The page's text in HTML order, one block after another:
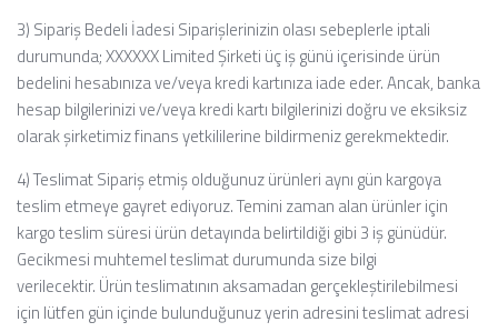
3) Sipariş Bedeli İadesi Siparişlerinizin olası sebeplerle iptali
durumunda; XXXXXX Limited Şirketi üç iş günü içerisinde ürün
bedelini hesabınıza ve/veya kredi kartınıza iade eder. Ancak, banka
hesap bilgilerinizi ve/veya kredi kartı bilgilerinizi doğru ve eksiksiz
olarak şirketimiz finans yetkililerine bildirmeniz gerekmektedir.
4) TeslimatSipariş etmiş olduğunuz ürünleri aynı gün kargoya
teslim etmeye gayret ediyoruz. Temini zaman alan ürünler için
kargo teslim süresi ürün detayında belirtildiği gibi 3 iş günüdür.
Gecikmesi muhtemel teslimat durumunda size bilgi
verilecektir. Ürün teslimatının aksamadan gerçekleştirilebilmesi
için lütfen gün içinde bulunduğunuz yerin adresini teslimat adresi